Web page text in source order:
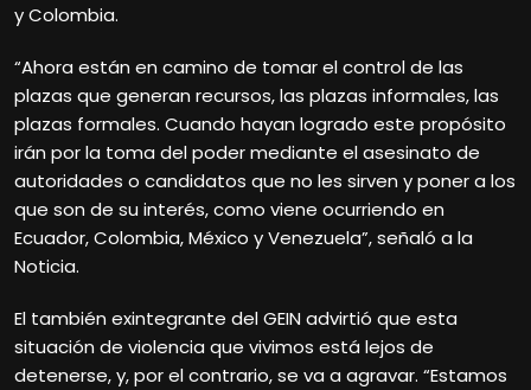
y Colombia.
“Ahora están en camino de tomar el control de las
plazas que generan recursos, las plazas informales, las
plazas formales. Cuando hayan logrado este propósito
irán por la toma del poder mediante el asesinato de
autoridades o candidatos que no les sirven y poner a los
que son de su interés, como viene ocurriendo en
Ecuador, Colombia, México y Venezuela”, señaló a la
Noticia.
El también exintegrante del GEIN advirtió que esta
situación de violencia que vivimos está lejos de
detenerse, y, por el contrario, se va a agravar. “Estamos